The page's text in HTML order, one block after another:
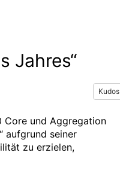
Jahres“
Kudos
Core und Aggregation
aufgrund seiner
zu erzielen,